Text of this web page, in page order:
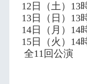
12日（土）13
13日（日）13
14日（月）14
15日（火）14
全11回公演